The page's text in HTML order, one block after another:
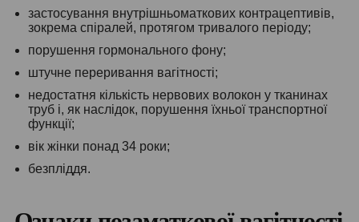
застосування внутрішньоматкових контрацептивів,
зокрема спіралей, протягом тривалого періоду;
порушення гормонального фону;
штучне переривання вагітності;
недостатня кількість нервових волокон у тканинах
труб і, як наслідок, порушення їхньої транспортної
функції;
вік жінки понад 34 роки;
безпліддя.